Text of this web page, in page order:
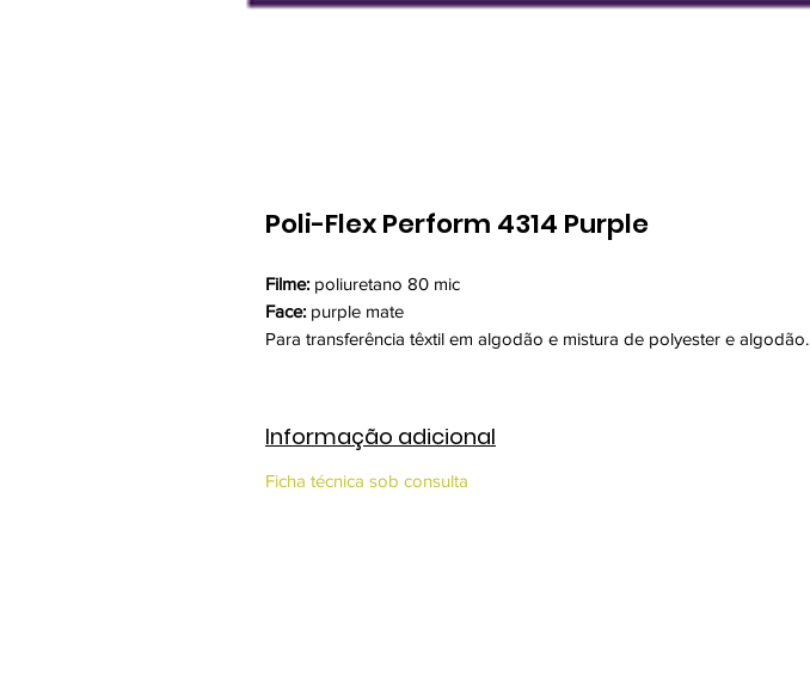
Poli-Flex Perform 4314 Purple
Filme: poliuretano 80 mic
Face: purple mate
Para transferência têxtil em algodão e mistura de polyester e algodão.
Informação adicional
Ficha técnica sob consulta